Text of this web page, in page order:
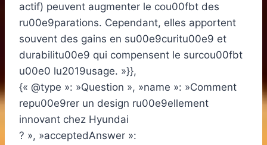
actif) peuvent augmenter le cou00fbt des
ru00e9parations. Cependant, elles apportent
souvent des gains en su00e9curitu00e9 et
durabilitu00e9 qui compensent le surcou00fbt
u00e0 lu2019usage. »}},
{« @type »: »Question », »name »: »Comment
repu00e9rer un design ru00e9ellement
innovant chez Hyundai
? », »acceptedAnswer »: